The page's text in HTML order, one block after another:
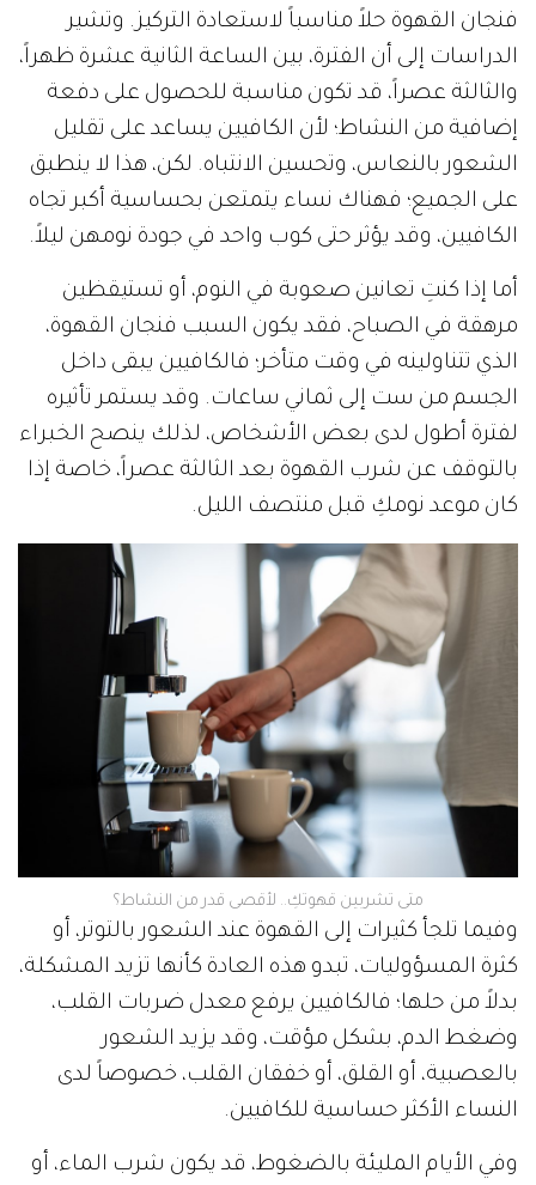
فنجان القهوة حلاً مناسباً لاستعادة التركيز. وتشير
الدراسات إلى أن الفترة، بين الساعة الثانية عشرة ظهراً،
والثالثة عصراً، قد تكون مناسبة للحصول على دفعة
إضافية من النشاط؛ لأن الكافيين يساعد على تقليل
الشعور بالنعاس، وتحسين الانتباه. لكن، هذا لا ينطبق
على الجميع؛ فهناك نساء يتمتعن بحساسية أكبر تجاه
الكافيين، وقد يؤثر حتى كوب واحد في جودة نومهن ليلاً.
أما إذا كنتِ تعانين صعوبة في النوم، أو تستيقظين
مرهقة في الصباح، فقد يكون السبب فنجان القهوة،
الذي تتناولينه في وقت متأخر؛ فالكافيين يبقى داخل
الجسم من ست إلى ثماني ساعات. وقد يستمر تأثيره
لفترة أطول لدى بعض الأشخاص، لذلك ينصح الخبراء
بالتوقف عن شرب القهوة بعد الثالثة عصراً، خاصة إذا
كان موعد نومكِ قبل منتصف الليل.
متى تشربين قهوتكِ.. لأقصى قدر من النشاط؟
وفيما تلجأ كثيرات إلى القهوة عند الشعور بالتوتر، أو
كثرة المسؤوليات، تبدو هذه العادة كأنها تزيد المشكلة،
بدلاً من حلها؛ فالكافيين يرفع معدل ضربات القلب،
وضغط الدم، بشكل مؤقت، وقد يزيد الشعور
بالعصبية، أو القلق، أو خفقان القلب، خصوصاً لدى
النساء الأكثر حساسية للكافيين.
وفي الأيام المليئة بالضغوط، قد يكون شرب الماء، أو